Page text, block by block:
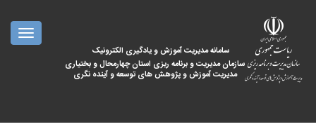
سامانه مدیریت آموزش و یادگیری الکترونیک
سازمان مدیریت و برنامه ریزی استان چهارمحال و بختیاری
مدیریت آموزش و پژوهش های توسعه و آینده نگری